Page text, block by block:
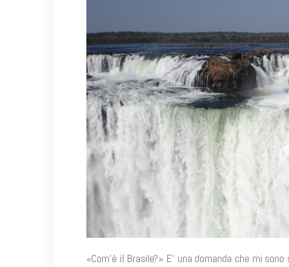
«Com’è il Brasile?» E’ una domanda che mi